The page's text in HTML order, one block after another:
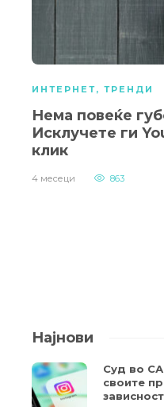
ИНТЕРНЕТ, ТРЕНДИ
Нема повеќе
Исклучете ги
клик
4 месеци 863
Најнови
Суд во
своите